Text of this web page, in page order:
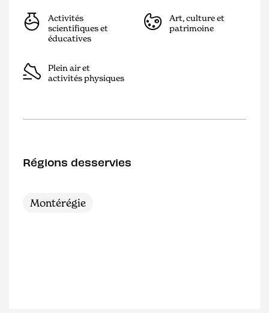
Activités
scientifiques et
éducatives
Art, culture et
patrimoine
Plein air et
activités physiques
Régions desservies
Montérégie